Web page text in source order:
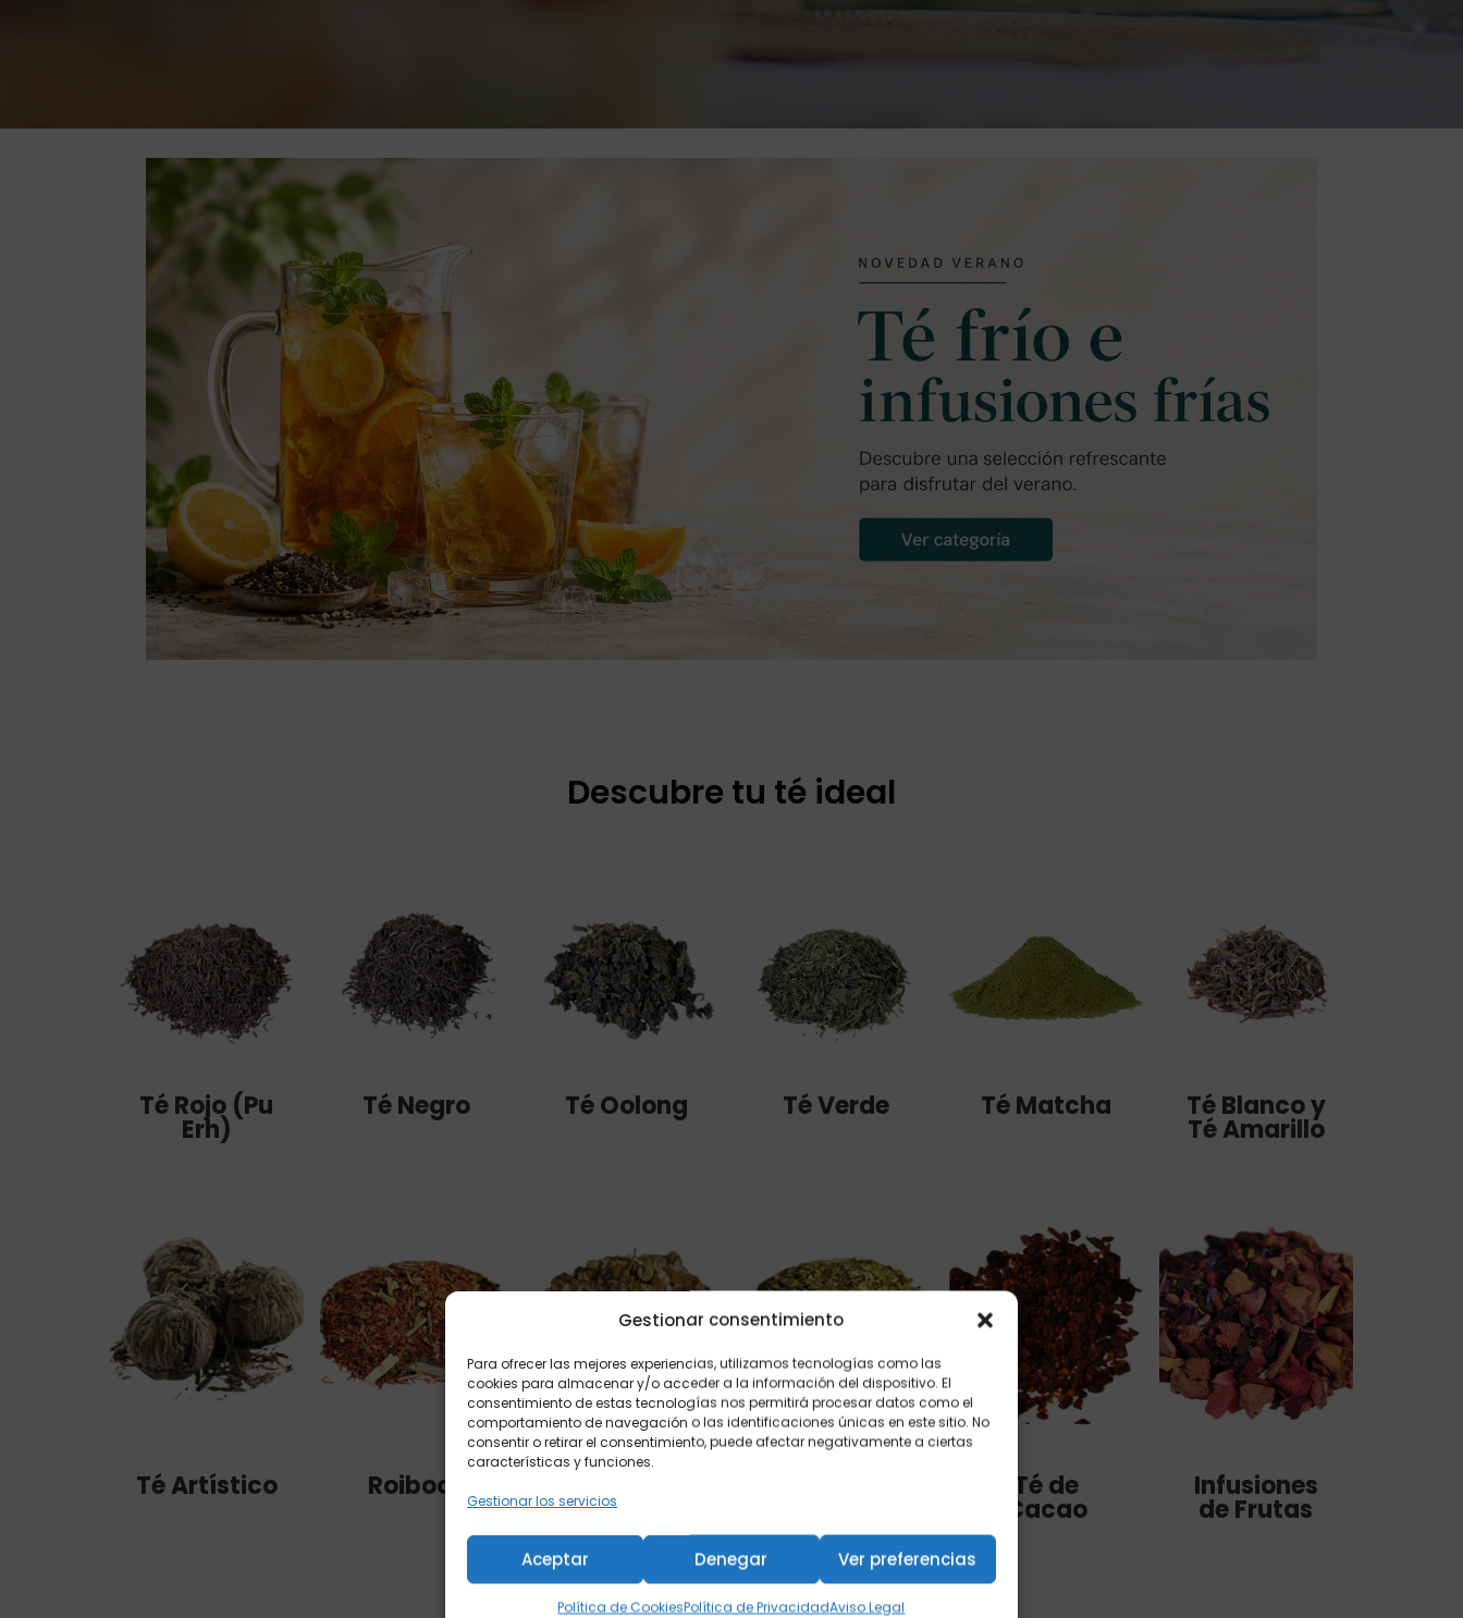
Gestionar consentimiento
Para ofrecer las mejores experiencias, utilizamos tecnologías como las
cookies para almacenar y/o acceder a la información del dispositivo. El
consentimiento de estas tecnologías nos permitirá procesar datos como el
comportamiento de navegación o las identificaciones únicas en este sitio. No
consentir o retirar el consentimiento, puede afectar negativamente a ciertas
características y funciones.
Gestionar los servicios
Aceptar Denegar Ver preferencias
Política de CookiesPolítica de PrivacidadAviso Legal
Descubre tu té ideal
Té Rojo (Pu
Erh)
Té Negro Té Oolong Té Verde Té Matcha Té Blanco y
Té Amarillo
Té Artístico Roiboos Té de
Cacao
Infusiones
de Frutas